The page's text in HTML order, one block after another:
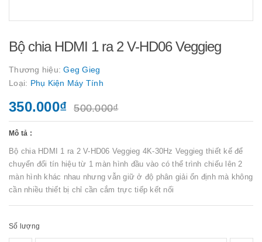
Bộ chia HDMI 1 ra 2 V-HD06 Veggieg
Thương hiệu:Geg Gieg
Loại: Phụ Kiện Máy Tính
350.000₫ 500.000₫
Mô tả :
Bộ chia HDMI 1 ra 2 V-HD06 Veggieg 4K-30Hz Veggieg thiết kế để
chuyển đổi tín hiệu từ 1 màn hình đầu vào có thể trình chiếu lên 2
màn hình khác nhau nhưng vẫn giữ ở độ phân giải ổn định mà không
cần nhiều thiết bị chỉ cần cắm trực tiếp kết nối
Số lượng